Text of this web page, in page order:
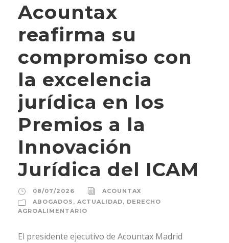
Acountax
reafirma su
compromiso con
la excelencia
jurídica en los
Premios a la
Innovación
Jurídica del ICAM
08/07/2026
ACOUNTAX
ABOGADOS , ACTUALIDAD, DERECHO
AGROALIMENTARIO
El presidente ejecutivo de Acountax Madrid